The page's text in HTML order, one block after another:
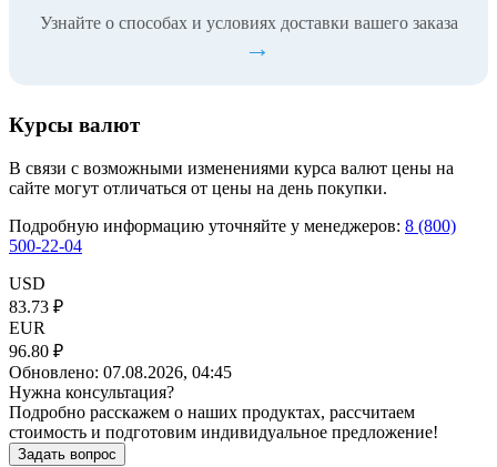
Узнайте о способах и условиях доставки вашего заказа
→
Курсы валют
В связи с возможными изменениями курса валют цены на
сайте могут отличаться от цены на день покупки.
Подробную информацию уточняйте у менеджеров: 8 (800)
500-22-04
USD
83.73 ₽
EUR
96.80 ₽
Обновлено: 07.08.2026, 04:45
Нужна консультация?
Подробно расскажем о наших продуктах, рассчитаем
стоимость и подготовим индивидуальное предложение!
Задать вопрос